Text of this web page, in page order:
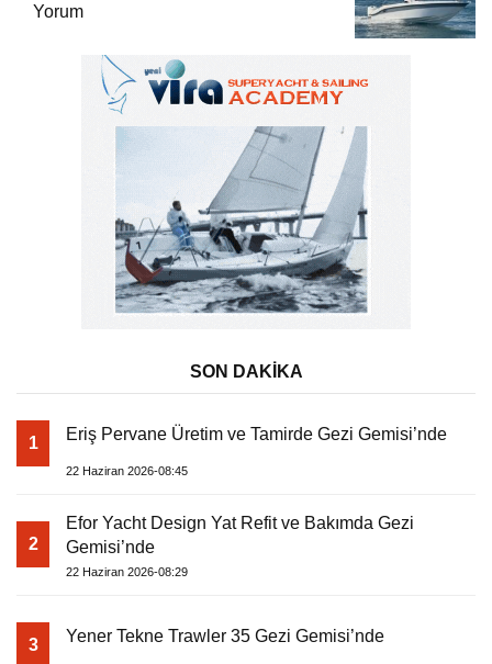
Yorum
SON DAKİKA
1 Eriş Pervane Üretim ve Tamirde Gezi Gemisi’nde
22 Haziran 2026-08:45
2
Efor Yacht Design Yat Refit ve Bakımda Gezi
Gemisi’nde
22 Haziran 2026-08:29
3 Yener Tekne Trawler 35 Gezi Gemisi’nde